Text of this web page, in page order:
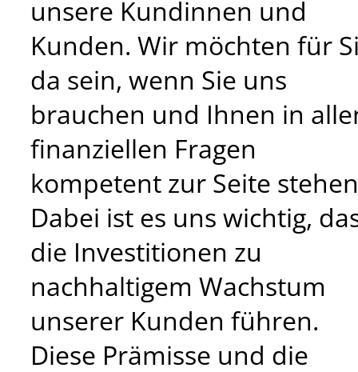
unsere Kundinnen und
Kunden. Wir möchten für
da sein, wenn Sie uns
brauchen und Ihnen in
finanziellen Fragen
kompetent zur Seite
Dabei ist es uns wichtig,
die Investitionen zu
nachhaltigem Wachstum
unserer Kunden führen.
Diese Prämisse und die